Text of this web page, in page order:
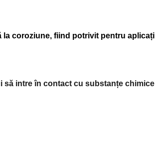
coroziune, fiind potrivit pentru
intre în contact cu substanțe